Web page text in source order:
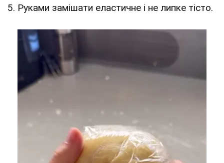
5. Руками замішати еластичне і не липке тісто.